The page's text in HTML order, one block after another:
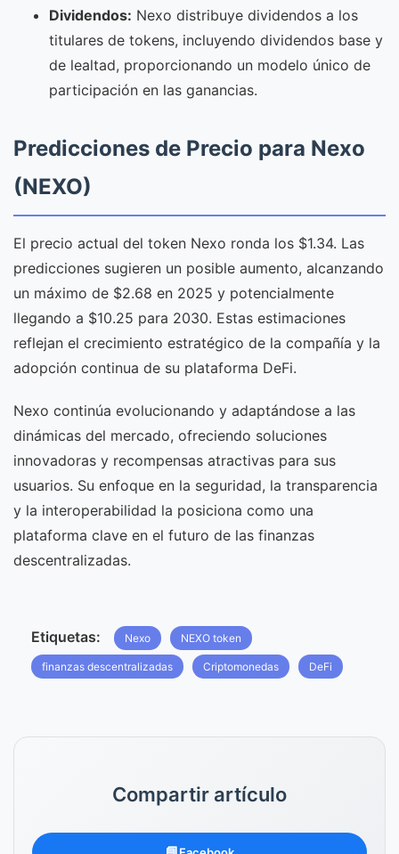
Dividendos: Nexo distribuye dividendos a los
titulares de tokens, incluyendo dividendos base y
de lealtad, proporcionando un modelo único de
participación en las ganancias.
Predicciones de Precio para Nexo
(NEXO)
El precio actual del token Nexo ronda los $1.34. Las
predicciones sugieren un posible aumento, alcanzando
un máximo de $2.68 en 2025 y potencialmente
llegando a $10.25 para 2030. Estas estimaciones
reflejan el crecimiento estratégico de la compañía y la
adopción continua de su plataforma DeFi.
Nexo continúa evolucionando y adaptándose a las
dinámicas del mercado, ofreciendo soluciones
innovadoras y recompensas atractivas para sus
usuarios. Su enfoque en la seguridad, la transparencia
y la interoperabilidad la posiciona como una
plataforma clave en el futuro de las finanzas
descentralizadas.
Etiquetas: Nexo NEXO token
finanzas descentralizadas Criptomonedas DeFi
Compartir artículo